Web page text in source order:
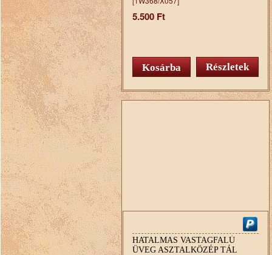
5.500 Ft
Részletek
HATALMAS VASTAGFALÚ
ÜVEG ASZTALKÖZÉP TÁL